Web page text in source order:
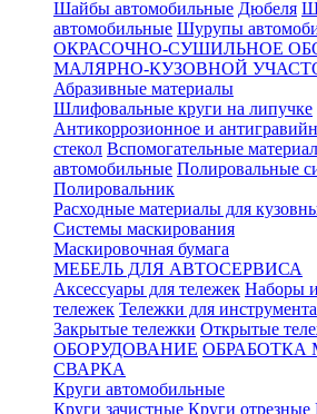
Шайбы автомобильные Дюбеля
автомобильные Шурупы
ОКРАСОЧНО-СУШИЛЬНОЕ
МАЛЯРНО-КУЗОВНОЙ
Абразивные материалы
Шлифовальные круги на липучке
Антикоррозионное и
стекол Вспомогательные
автомобильные Полировальные
Полировальник
Расходные материалы для
Системы маскирования
Маскировочная бумага
МЕБЕЛЬ ДЛЯ АВТОСЕРВИСА
Аксессуары для тележек Наборы
тележек Тележки для инструмента
Закрытые тележки Открытые
ОБОРУДОВАНИЕ ОБРАБОТКА
СВАРКА
Круги автомобильные
Круги зачистные Круги отрезные